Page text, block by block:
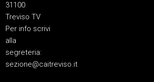
31100
Treviso TV
Per info scrivi
alla
segreteria:
sezione@caitreviso.it